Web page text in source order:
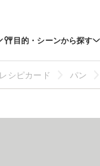
目的・シーンから探す
レシピカード パン